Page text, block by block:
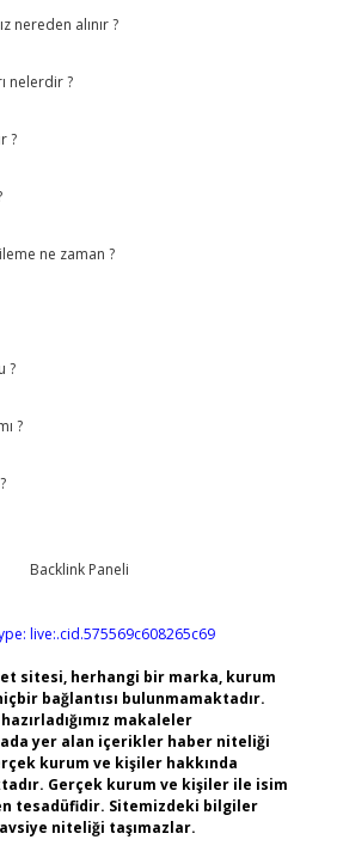
nereden alınır ?
nelerdir ?
?
ne zaman ?
?
?
live:.cid.575569c608265c69
sitesi, herhangi bir marka, kurum
bağlantısı bulunmamaktadır.
makaleler
yer alan içerikler haber niteliği
kurum ve kişiler hakkında
Gerçek kurum ve kişiler ile isim
tesadüfidir. Sitemizdeki bilgiler
niteliği taşımazlar.